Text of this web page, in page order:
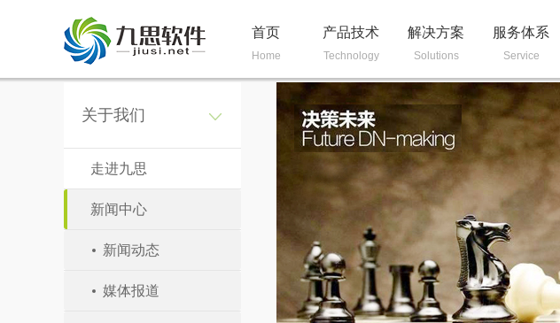
首页
Home
产品技术
Technology
解决方案
Solutions
服务体系
Service
关于我们
走进九思
新闻中心
新闻动态
媒体报道